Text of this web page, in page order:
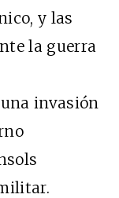
y las
la guerra
invasión